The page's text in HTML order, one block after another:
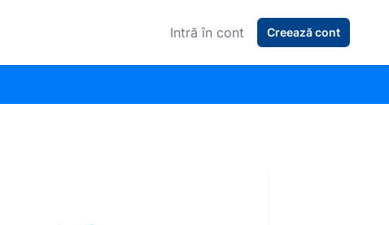
Intră în cont Creează cont